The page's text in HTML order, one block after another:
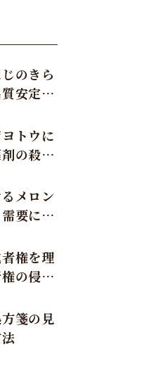
のきら
安定多
トウに
の殺虫
メロン
要に応
権を理
の侵害
箋の見